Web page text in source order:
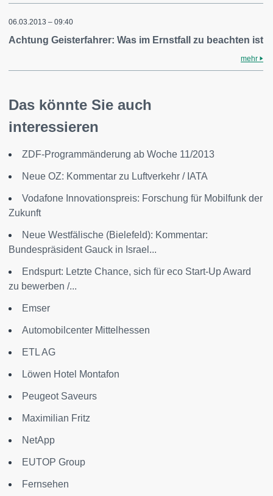
06.03.2013 – 09:40
Achtung Geisterfahrer: Was im Ernstfall zu beachten ist
mehr
Das könnte Sie auch
interessieren
ZDF-Programmänderung ab Woche 11/2013
Neue OZ: Kommentar zu Luftverkehr / IATA
Vodafone Innovationspreis: Forschung für Mobilfunk der
Zukunft
Neue Westfälische (Bielefeld): Kommentar:
Bundespräsident Gauck in Israel...
Endspurt: Letzte Chance, sich für eco Start-Up Award
zu bewerben /...
Emser
Automobilcenter Mittelhessen
ETL AG
Löwen Hotel Montafon
Peugeot Saveurs
Maximilian Fritz
NetApp
EUTOP Group
Fernsehen